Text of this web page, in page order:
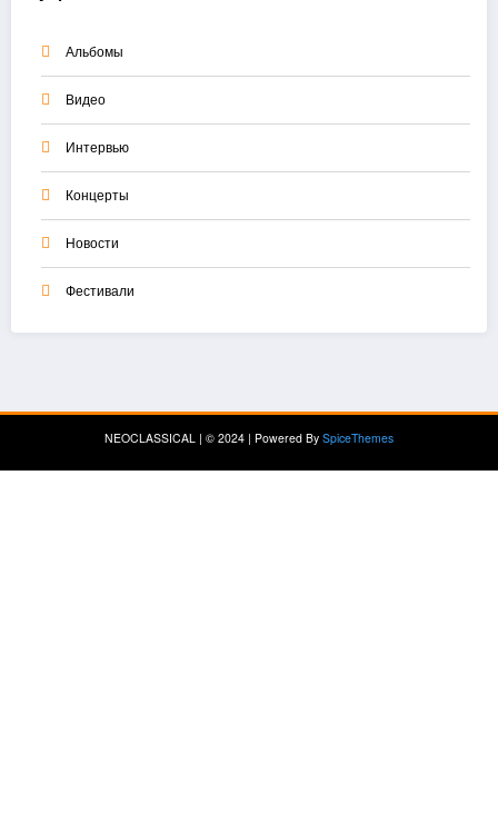
Альбомы
Видео
Интервью
Концерты
Новости
Фестивали
NEOCLASSICAL | © 2024 | Powered By SpiceThemes